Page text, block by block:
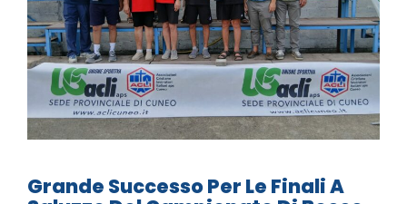
Grande Successo Per Le Finali A